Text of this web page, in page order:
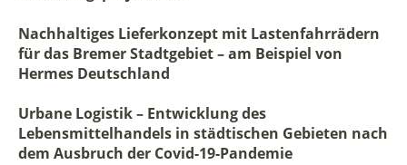
Nachhaltiges Lieferkonzept mit Lastenfahrrädern
für das Bremer Stadtgebiet – am Beispiel von
Hermes Deutschland
Urbane Logistik – Entwicklung des
Lebensmittelhandels in städtischen Gebieten nach
dem Ausbruch der Covid-19-Pandemie